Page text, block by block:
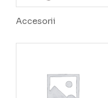
Accesorii